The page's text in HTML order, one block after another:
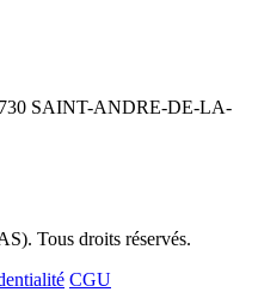
SAINT-ANDRE-DE-LA-
Tous droits réservés.
CGU